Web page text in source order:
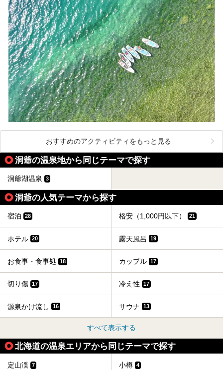
おすすめのアクティビティをもっと見る
洞爺の温泉地から同じテーマで探す
洞爺湖温泉 3
洞爺の人気テーマから探す
宿泊 28 格安（1,000円以下） 21
ホテル 20 露天風呂 19
お食事・食事処 18 カップル 17
切り傷 17 冷え性 17
源泉かけ流し 16 サウナ 13
すべて表示する
北海道の温泉エリアから同じテーマで探す
定山渓 7 小樽 4